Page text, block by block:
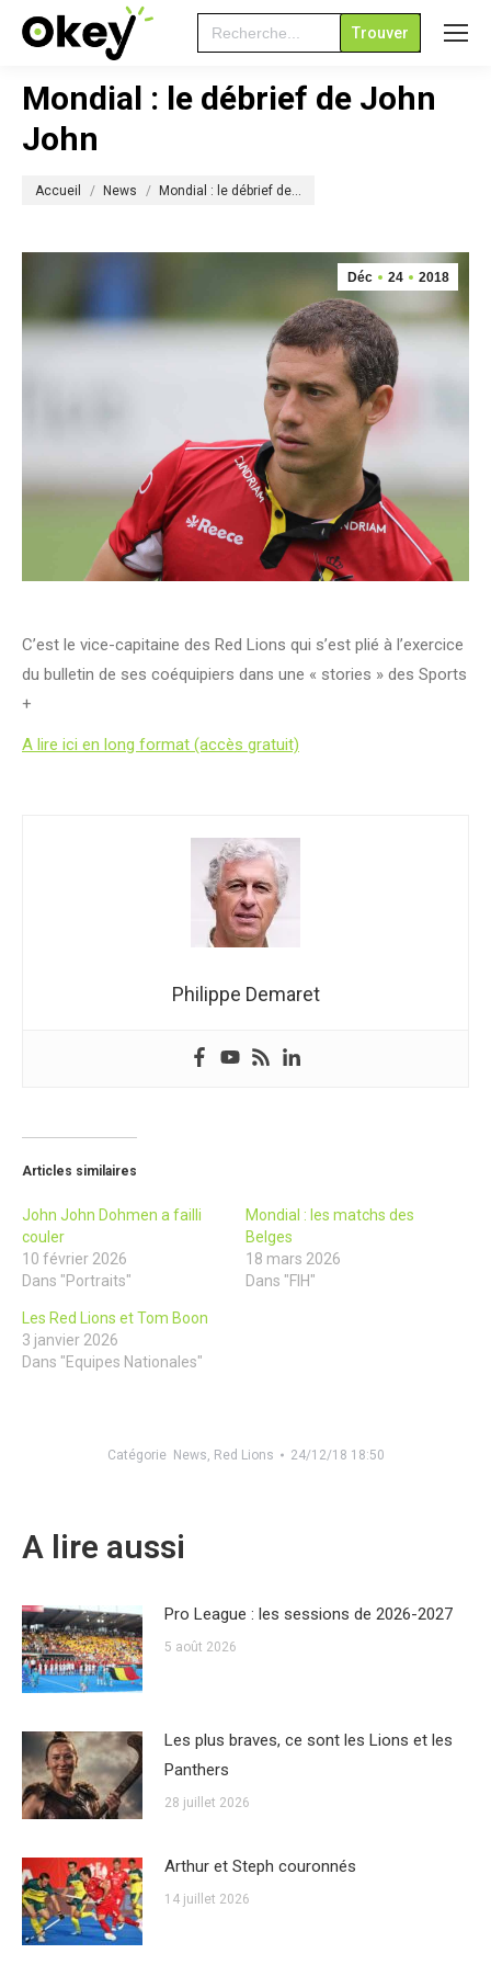
Search
for:
Mondial : le débrief de John
John
Accueil News Mondial : le débrief de…
Déc 24 2018
C’est le vice-capitaine des Red Lions qui s’est plié à l’exercice
du bulletin de ses coéquipiers dans une « stories » des Sports
+
A lire ici en long format (accès gratuit)
Philippe Demaret
Articles similaires
John John Dohmen a failli
couler
10 février 2026
Dans "Portraits"
Mondial : les matchs des
Belges
18 mars 2026
Dans "FIH"
Les Red Lions et Tom Boon
3 janvier 2026
Dans "Equipes Nationales"
Catégorie News, Red Lions 24/12/18 18:50
A lire aussi
Pro League : les sessions de 2026-2027
5 août 2026
Les plus braves, ce sont les Lions et les
Panthers
28 juillet 2026
Arthur et Steph couronnés
14 juillet 2026